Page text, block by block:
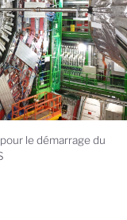
le démarrage du